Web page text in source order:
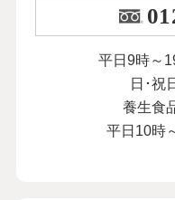
平日9時～
日･祝
養生食
平日10時